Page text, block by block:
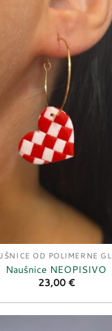
OD POLIMERNE
Naušnice NEOPISIVO
23,00€